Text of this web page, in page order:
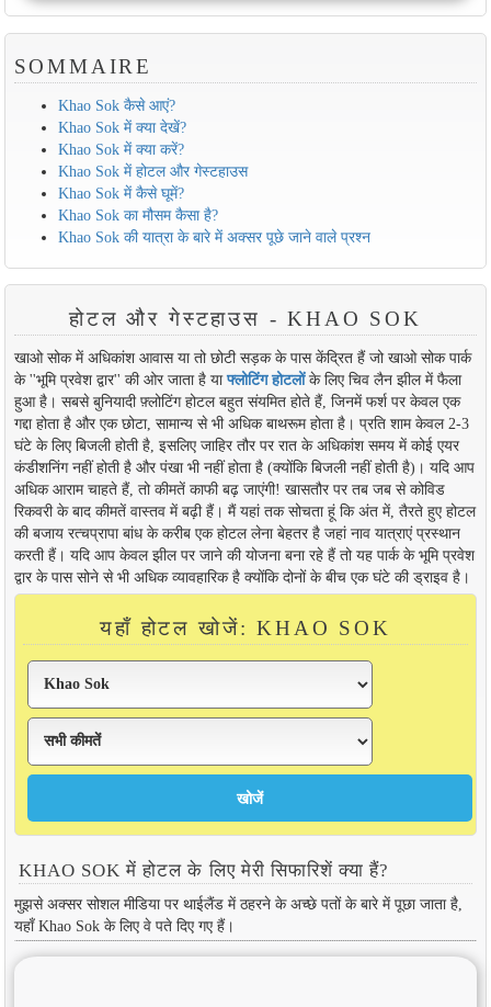
SOMMAIRE
Khao Sok कैसे आएं?
Khao Sok में क्या देखें?
Khao Sok में क्या करें?
Khao Sok में होटल और गेस्टहाउस
Khao Sok में कैसे घूमें?
Khao Sok का मौसम कैसा है?
Khao Sok की यात्रा के बारे में अक्सर पूछे जाने वाले प्रश्न
होटल और गेस्टहाउस - KHAO SOK
खाओ सोक में अधिकांश आवास या तो छोटी सड़क के पास केंद्रित हैं जो खाओ सोक पार्क
के ''भूमि प्रवेश द्वार'' की ओर जाता है याफ्लोटिंग होटलोंके लिए चिव लैन झील में फैला
हुआ है। सबसे बुनियादी फ़्लोटिंग होटल बहुत संयमित होते हैं, जिनमें फर्श पर केवल एक
गद्दा होता है और एक छोटा, सामान्य से भी अधिक बाथरूम होता है। प्रति शाम केवल 2-3
घंटे के लिए बिजली होती है, इसलिए जाहिर तौर पर रात के अधिकांश समय में कोई एयर
कंडीशनिंग नहीं होती है और पंखा भी नहीं होता है (क्योंकि बिजली नहीं होती है)। यदि आप
अधिक आराम चाहते हैं, तो कीमतें काफी बढ़ जाएंगी! खासतौर पर तब जब से कोविड
रिकवरी के बाद कीमतें वास्तव में बढ़ी हैं। मैं यहां तक ​​सोचता हूं कि अंत में, तैरते हुए होटल
की बजाय रत्चप्रापा बांध के करीब एक होटल लेना बेहतर है जहां नाव यात्राएं प्रस्थान
करती हैं। यदि आप केवल झील पर जाने की योजना बना रहे हैं तो यह पार्क के भूमि प्रवेश
द्वार के पास सोने से भी अधिक व्यावहारिक है क्योंकि दोनों के बीच एक घंटे की ड्राइव है।
यहाँ होटल खोजें: KHAO SOK
KHAO SOK में होटल के लिए मेरी सिफारिशें क्या हैं?
मुझसे अक्सर सोशल मीडिया पर थाईलैंड में ठहरने के अच्छे पतों के बारे में पूछा जाता है,
यहाँ Khao Sok के लिए वे पते दिए गए हैं।